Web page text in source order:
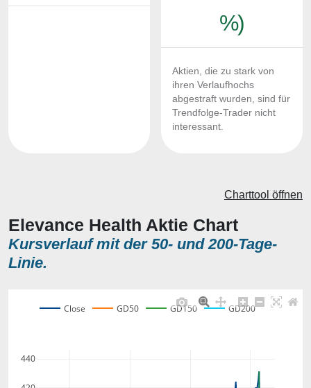
%)
Aktien, die zu stark von
ihren Verlaufhochs
abgestraft wurden, sind für
Trendfolge-Trader nicht
interessant.
Elevance Health Aktie Chart
Kursverlauf mit der 50- und 200-Tage-
Linie.
Charttool öffnen
440
Close GD50 GD150 GD200